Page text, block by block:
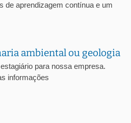
de aprendizagem contínua e um
ambiental ou geologia
para nossa empresa.
informações